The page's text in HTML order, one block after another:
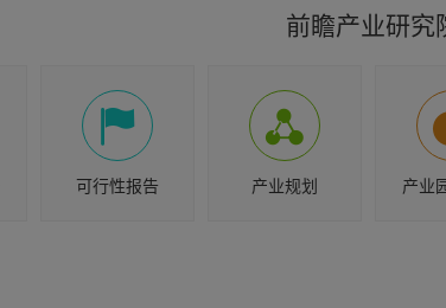
前瞻产业研究
可行性报告 产业规划 产业